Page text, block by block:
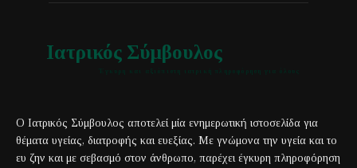
Ιατρικός Σύμβουλος
Ο Ιατρικός Σύμβουλος αποτελεί μία ενημερωτική ιστοσελίδα για
θέματα υγείας, διατροφής και ευεξίας. Με γνώμονα την υγεία και το
ευ ζην και με σεβασμό στον άνθρωπο, παρέχει έγκυρη πληροφόρηση